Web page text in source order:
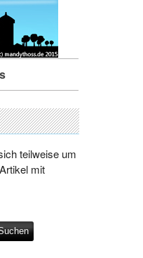
teilweise um
mit